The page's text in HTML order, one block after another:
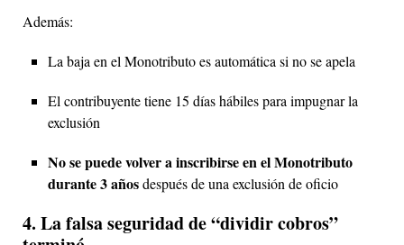
Además:
La baja en el Monotributo es automática si no se apela
El contribuyente tiene 15 días hábiles para impugnar la
exclusión
No se puede volver a inscribirse en el Monotributo
durante 3 añosdespués de una exclusión de oficio
4. La falsa seguridad de “dividir cobros”